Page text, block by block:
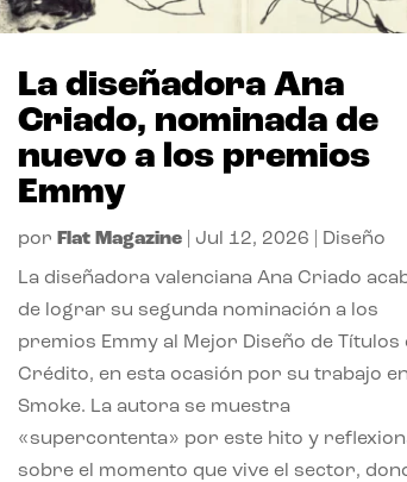
La diseñadora Ana
Criado, nominada de
nuevo a los premios
Emmy
por Flat Magazine| Jul 12, 2026 Diseño
La diseñadora valenciana Ana Criado
de lograr su segunda nominación a los
premios Emmy al Mejor Diseño de Títulos
Crédito, en esta ocasión por su trabajo
Smoke. La autora se muestra
«supercontenta» por este hito y
sobre el momento que vive el sector,